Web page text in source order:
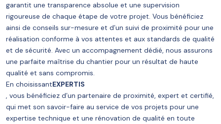
garantit une transparence absolue et une supervision
rigoureuse de chaque étape de votre projet. Vous bénéficiez
ainsi de conseils sur-mesure et d’un suivi de proximité pour une
réalisation conforme à vos attentes et aux standards de qualité
et de sécurité. Avec un accompagnement dédié, nous assurons
une parfaite maîtrise du chantier pour un résultat de haute
qualité et sans compromis.
En choisissantEXPERTIS
, vous bénéficiez d’un partenaire de proximité, expert et certifié,
qui met son savoir-faire au service de vos projets pour une
expertise technique et une rénovation de qualité en toute